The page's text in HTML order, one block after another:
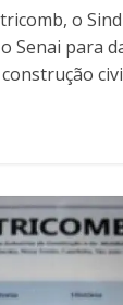
o
Senai para